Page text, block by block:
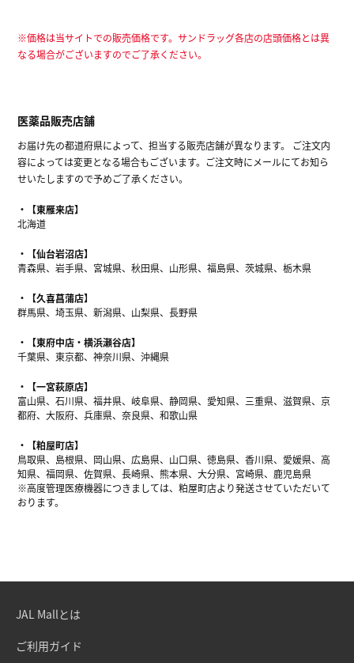
※価格は当サイトでの販売価格です。サンドラッグ各店の店頭価格とは異
なる場合がございますのでご了承ください。
医薬品販売店舗
お届け先の都道府県によって、担当する販売店舗が異なります。 ご注文内
容によっては変更となる場合もございます。ご注文時にメールにてお知ら
せいたしますので予めご了承ください。
【東雁来店】
北海道
【仙台岩沼店】
青森県、岩手県、宮城県、秋田県、山形県、福島県、茨城県、栃木県
【久喜菖蒲店】
群馬県、埼玉県、新潟県、山梨県、長野県
【東府中店・横浜瀬谷店】
千葉県、東京都、神奈川県、沖縄県
【一宮萩原店】
富山県、石川県、福井県、岐阜県、静岡県、愛知県、三重県、滋賀県、京
都府、大阪府、兵庫県、奈良県、和歌山県
【粕屋町店】
鳥取県、島根県、岡山県、広島県、山口県、徳島県、香川県、愛媛県、高
知県、福岡県、佐賀県、長崎県、熊本県、大分県、宮崎県、鹿児島県
※高度管理医療機器につきましては、粕屋町店より発送させていただいて
おります。
JAL Mallとは
ご利用ガイド